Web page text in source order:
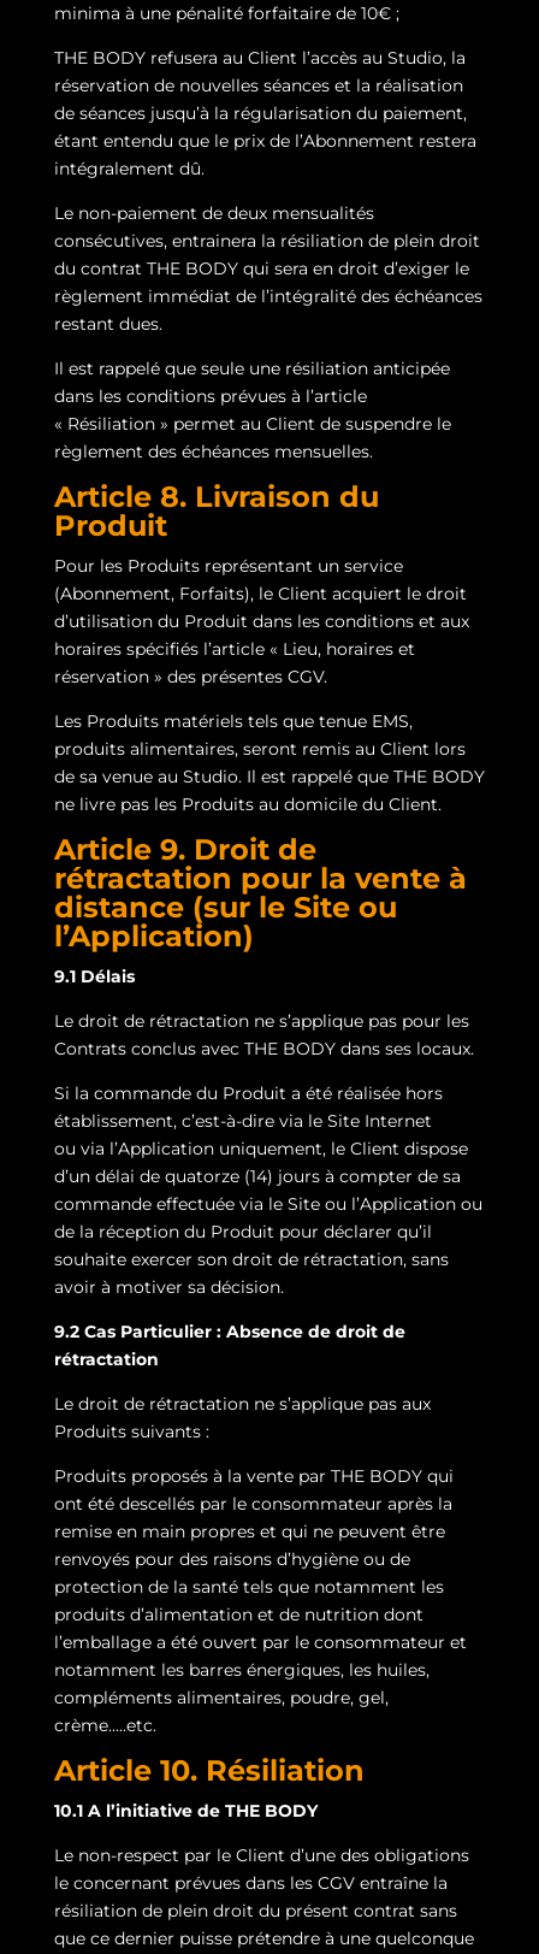
minima à une pénalité forfaitaire de 10€ ;
THE BODY refusera au Client l’accès au Studio, la
réservation de nouvelles séances et la réalisation
de séances jusqu’à la régularisation du paiement,
étant entendu que le prix de l’Abonnement restera
intégralement dû.
Le non-paiement de deux mensualités
consécutives, entrainera la résiliation de plein droit
du contrat THE BODY qui sera en droit d’exiger le
règlement immédiat de l’intégralité des échéances
restant dues.
Il est rappelé que seule une résiliation anticipée
dans les conditions prévues à l’article
« Résiliation » permet au Client de suspendre le
règlement des échéances mensuelles.
Article 8. Livraison du
Produit
Pour les Produits représentant un service
(Abonnement, Forfaits), le Client acquiert le droit
d’utilisation du Produit dans les conditions et aux
horaires spécifiés l’article « Lieu, horaires et
réservation » des présentes CGV.
Les Produits matériels tels que tenue EMS,
produits alimentaires, seront remis au Client lors
de sa venue au Studio. Il est rappelé que THE BODY
ne livre pas les Produits au domicile du Client.
Article 9. Droit de
rétractation pour la vente à
distance (sur le Site ou
l’Application)
9.1 Délais
Le droit de rétractation ne s’applique pas pour les
Contrats conclus avec THE BODY dans ses locaux.
Si la commande du Produit a été réalisée hors
établissement, c’est-à-dire via le Site Internet
ou via l’Application uniquement, le Client dispose
d’un délai de quatorze (14) jours à compter de sa
commande effectuée via le Site ou l’Application ou
de la réception du Produit pour déclarer qu’il
souhaite exercer son droit de rétractation, sans
avoir à motiver sa décision.
9.2 Cas Particulier : Absence de droit de
rétractation
Le droit de rétractation ne s’applique pas aux
Produits suivants :
Produits proposés à la vente par THE BODY qui
ont été descellés par le consommateur après la
remise en main propres et qui ne peuvent être
renvoyés pour des raisons d’hygiène ou de
protection de la santé tels que notamment les
produits d’alimentation et de nutrition dont
l’emballage a été ouvert par le consommateur et
notamment les barres énergiques, les huiles,
compléments alimentaires, poudre, gel,
crème…..etc.
Article 10. Résiliation
10.1 A l’initiative de THE BODY
Le non-respect par le Client d’une des obligations
le concernant prévues dans les CGV entraîne la
résiliation de plein droit du présent contrat sans
que ce dernier puisse prétendre à une quelconque